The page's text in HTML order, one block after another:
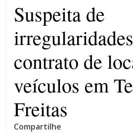
Suspeita de
contrato de
veículos em
Freitas
Compartilhe